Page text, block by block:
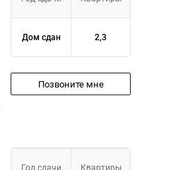
Дом сдан 2,3
Позвоните мне
Год сдачи Квартиры